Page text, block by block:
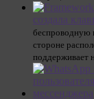
создала
беспроводную
стороне
поддерживает